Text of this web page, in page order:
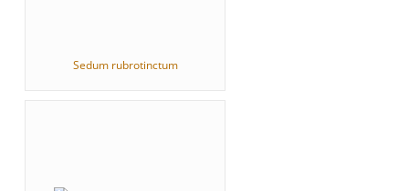
Sedum rubrotinctum